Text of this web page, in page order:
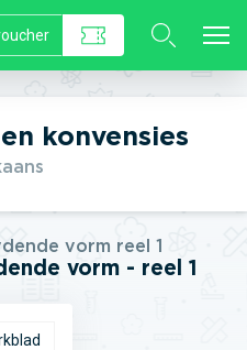
konvensies
vorm reel 1
vorm - reel 1